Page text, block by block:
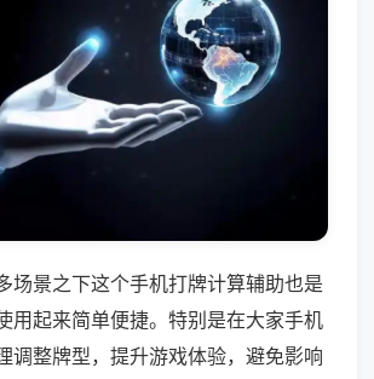
场景之下这个手机打牌计算辅助也是
用起来简单便捷。特别是在大家手机
调整牌型，提升游戏体验，避免影响